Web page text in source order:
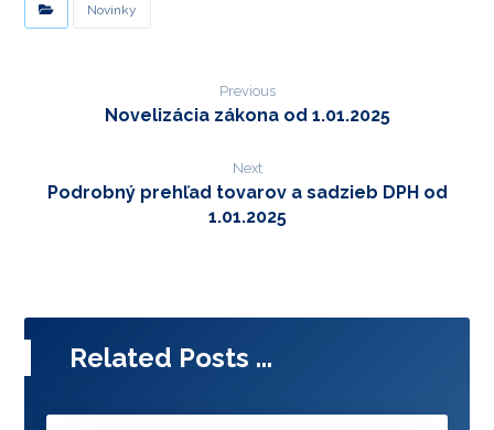
Novinky
Previous
Novelizácia zákona od 1.01.2025
Next
Podrobný prehľad tovarov a sadzieb DPH od
1.01.2025
Related Posts ...